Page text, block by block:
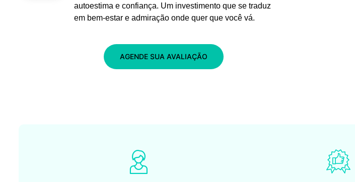
autoestima e confiança. Um investimento que se traduz
em bem-estar e admiração onde quer que você vá.
AGENDE SUA AVALIAÇÃO